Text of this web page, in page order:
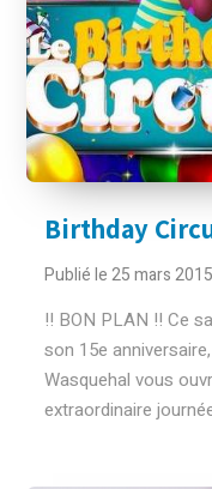
Birthday
Publié le 25 mars 2015
!! BON PLAN !! Ce
son 15e
Wasquehal vous
extraordinaire